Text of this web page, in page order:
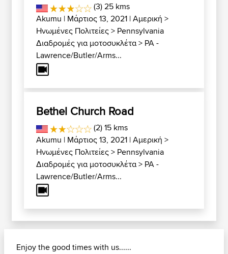
(3) 25 kms
Akumu | Μάρτιος 13, 2021 |Αμερική >
Ηνωμένες Πολιτείες> Pennsylvania
Διαδρομές για μοτοσυκλέτα> PA -
Lawrence/Butler/Arms...
Bethel Church Road
(2) 15 kms
Akumu | Μάρτιος 13, 2021 |Αμερική >
Ηνωμένες Πολιτείες> Pennsylvania
Διαδρομές για μοτοσυκλέτα> PA -
Lawrence/Butler/Arms...
Enjoy the good times with us......